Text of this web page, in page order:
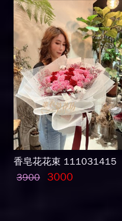
香皂花花束 111031415
3900 3000